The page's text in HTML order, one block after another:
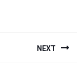
NEXT